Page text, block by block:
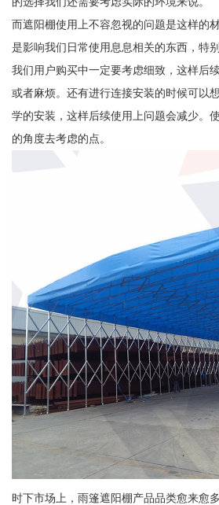
而遮阳棚使用上不容忽视的问题是这样的
是影响我们日常使用息息相关的东西，特
我们用户购买中一定要考虑细致，这样后
或者麻烦。还有进行连接安装的时候可以
学的安装，这样后续使用上问题会减少。
的角度去考虑的点。
时下市场上，雨篷遮阳棚产品品类愈来愈